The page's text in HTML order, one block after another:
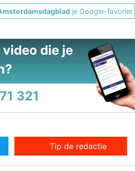
je Google-favoriet
die je
321
Tip de redactie